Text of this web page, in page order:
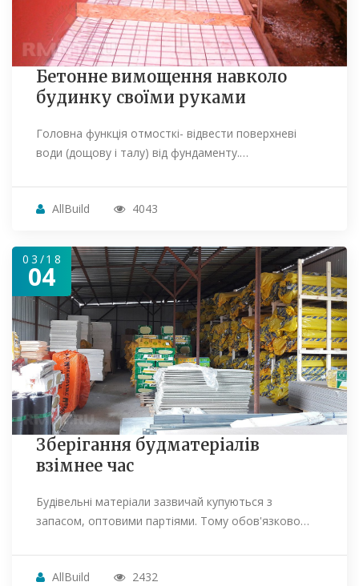
Бетонне вимощення навколо
будинку своїми руками
Головна функція отмосткі- відвести поверхневі
води (дощову і талу) від фундаменту.…
AllBuild 4043
03/18
04
Зберігання будматеріалів
взімнее час
Будівельні матеріали зазвичай купуються з
запасом, оптовими партіями. Тому обов'язково…
AllBuild 2432